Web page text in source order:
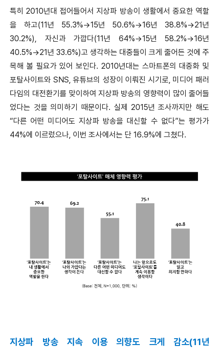
특히 2010년대 접어들어서 지상파 방송이 생활에서 중요한 역할
을 하고(11년 55.3%→15년 50.6%→16년 38.8%→21년
30.2%), 자신과 가깝다(11년 64%→15년 58.2%→16년
40.5%→21년 33.6%)고 생각하는 대중들이 크게 줄어든 것에 주
목해 볼 필요가 있어 보인다. 2010년대는 스마트폰의 대중화 및
포탈사이트와 SNS, 유튜브의 성장이 이뤄진 시기로, 미디어 패러
다임의 대전환기를 맞이하여 지상파 방송의 영향력이 많이 줄어들
었다는 것을 의미하기 때문이다. 실제 2015년 조사까지만 해도
“다른 어떤 미디어도 지상파 방송을 대신할 수 없다”는 평가가
44%에 이르렀으나, 이번 조사에서는 단 16.9%에 그쳤다.
지상파 방송 지속 이용 의향도 크게 감소(11년